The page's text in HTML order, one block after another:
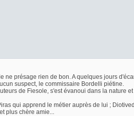
présage rien de bon. A quelques jours
suspect, le commissaire Bordelli piétine.
de Fiesole, s'est évanoui dans la nature
qui apprend le métier auprès de lui ;
plus chère amie...